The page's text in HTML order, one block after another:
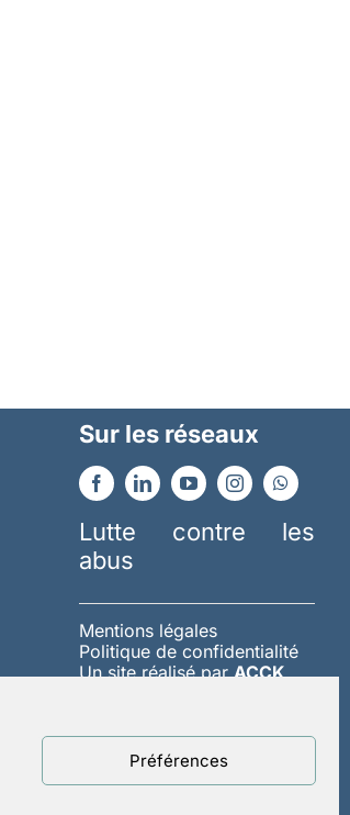
Préférences
Sur les réseaux
Lutte contre les
abus
Mentions légales
Politique de confidentialité
Un site réalisé parACCK